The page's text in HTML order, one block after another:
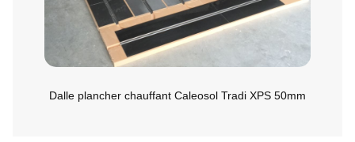
Dalle plancher chauffant Caleosol Tradi XPS 50mm